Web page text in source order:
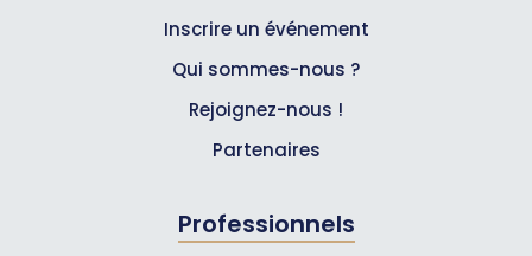
Inscrire un événement
Qui sommes-nous ?
Rejoignez-nous !
Partenaires
Professionnels